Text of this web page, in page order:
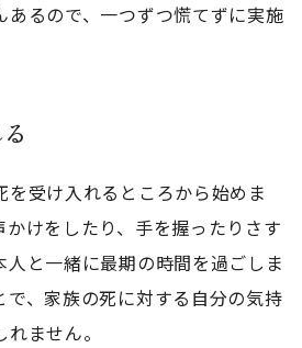
あるので、一つずつ慌てずに実施
を受け入れるところから始めま
けをしたり、手を握ったりさす
人と一緒に最期の時間を過ごしま
で、家族の死に対する自分の気持
ません。